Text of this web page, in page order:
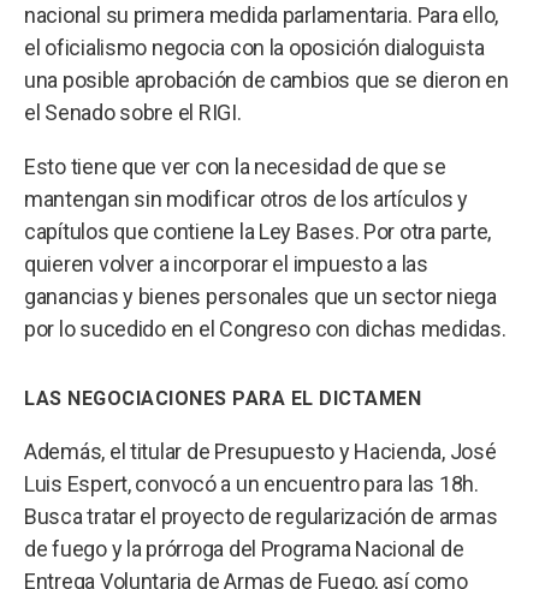
nacional su primera medida parlamentaria. Para ello,
el oficialismo negocia con la oposición dialoguista
una posible aprobación de cambios que se dieron en
el Senado sobre el RIGI.
Esto tiene que ver con la necesidad de que se
mantengan sin modificar otros de los artículos y
capítulos que contiene la Ley Bases. Por otra parte,
quieren volver a incorporar el impuesto a las
ganancias y bienes personales que un sector niega
por lo sucedido en el Congreso con dichas medidas.
LAS NEGOCIACIONES PARA EL DICTAMEN
Además, el titular de Presupuesto y Hacienda, José
Luis Espert, convocó a un encuentro para las 18h.
Busca tratar el proyecto de regularización de armas
de fuego y la prórroga del Programa Nacional de
Entrega Voluntaria de Armas de Fuego, así como